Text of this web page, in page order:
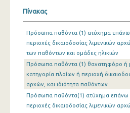
2003
2002
2001
2000
1999
Πίνακας
Πρόσωπα παθόντα (1) ατύχημα επάνω
περιοχές δικαιοδοσίας λιμενικών
των παθόντων και ομάδες ηλικιών
Πρόσωπα παθόντα (1) θανατηφόρο ή
κατηγορία πλοίων ή περιοχή
αρχών, και ιδιότητα παθόντων
Πρόσωπα παθόντα(1) ατύχημα επάνω
περιοχές δικαιοδοσίας λιμενικών